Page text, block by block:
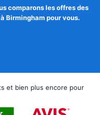
comparons les offres des
Birmingham pour vous.
et bien plus encore pour